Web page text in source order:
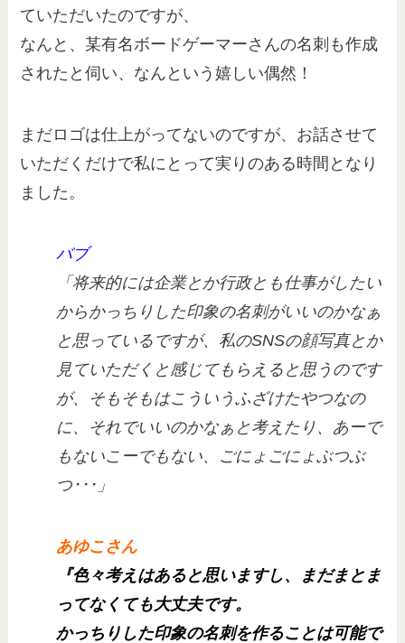
ていただいたのですが、
なんと、某有名ボードゲーマーさんの名刺も作成
されたと伺い、なんという嬉しい偶然！
まだロゴは仕上がってないのですが、お話させて
いただくだけで私にとって実りのある時間となり
ました。
バブ
「将来的には企業とか行政とも仕事がしたい
からかっちりした印象の名刺がいいのかなぁ
と思っているですが、私のSNSの顔写真とか
見ていただくと感じてもらえると思うのです
が、そもそもはこういうふざけたやつなの
に、それでいいのかなぁと考えたり、あーで
もないこーでもない、ごにょごにょぶつぶ
つ･･･」
あゆこさん
『色々考えはあると思いますし、まだまとま
ってなくても大丈夫です。
かっちりした印象の名刺を作ることは可能で